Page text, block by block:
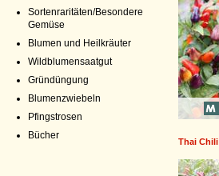
Sortenraritäten/Besondere
Gemüse
Blumen und Heilkräuter
Wildblumensaatgut
Gründüngung
Blumenzwiebeln
Pfingstrosen
Bücher
Thai Chili